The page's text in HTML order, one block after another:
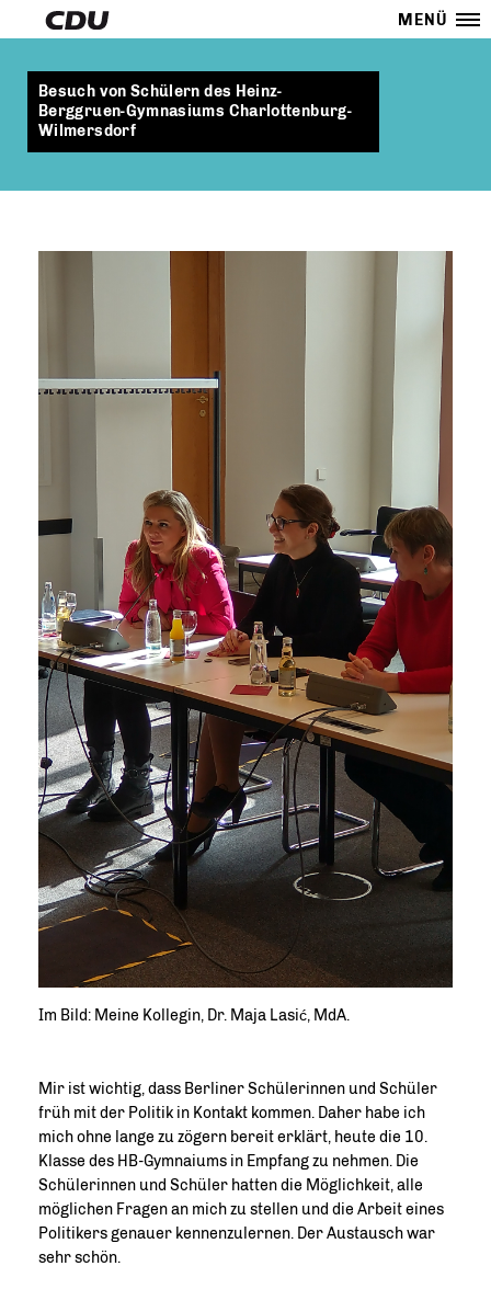
MENÜ
Besuch von Schülern des Heinz-
Berggruen-Gymnasiums Charlottenburg-
Wilmersdorf
Im Bild: Meine Kollegin, Dr. Maja Lasić, MdA.
Mir ist wichtig, dass Berliner Schülerinnen und Schüler
früh mit der Politik in Kontakt kommen. Daher habe ich
mich ohne lange zu zögern bereit erklärt, heute die 10.
Klasse des HB-Gymnaiums in Empfang zu nehmen. Die
Schülerinnen und Schüler hatten die Möglichkeit, alle
möglichen Fragen an mich zu stellen und die Arbeit eines
Politikers genauer kennenzulernen. Der Austausch war
sehr schön.